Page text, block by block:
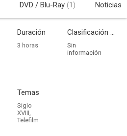
DVD / Blu-Ray (1) Noticias
Duración
3 horas
Clasificación por edades
Sin
información
Temas
Siglo
XVIII,
Telefilm